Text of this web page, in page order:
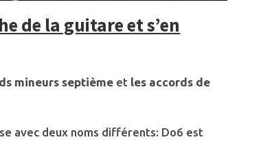
de la guitare et s’en
mineurs septième et les accords de
avec deux noms différents: Do6 est